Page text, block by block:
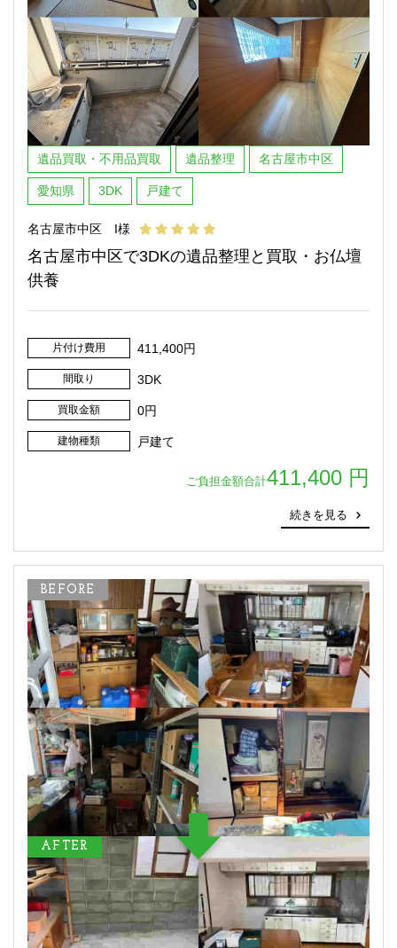
遺品買取・不用品買取 遺品整理 名古屋市中区
愛知県 3DK 戸建て
名古屋市中区 I様
名古屋市中区で3DKの遺品整理と買取・お仏壇
供養
片付け費用 411,400円
間取り 3DK
買取金額 0円
建物種類 戸建て
ご負担金額合計411,400 円
続きを見る
BEFORE
AFTER